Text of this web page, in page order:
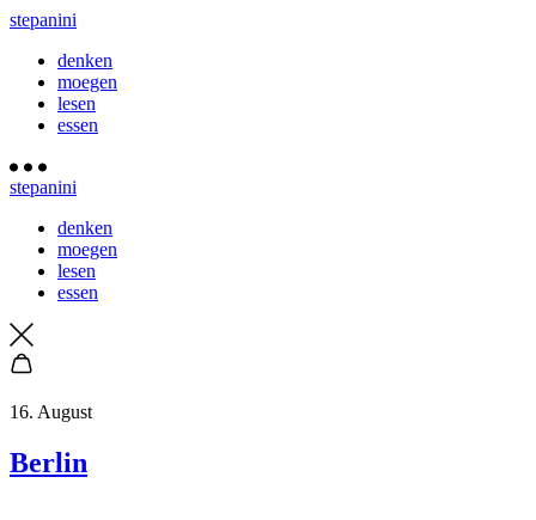
stepanini
denken
moegen
lesen
essen
stepanini
denken
moegen
lesen
essen
16. August
Berlin